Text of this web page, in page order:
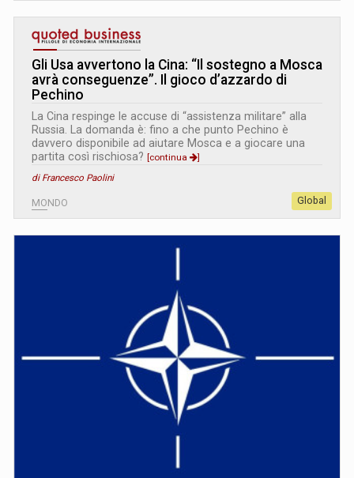
Gli Usa avvertono la Cina: “Il sostegno a Mosca
avrà conseguenze”. Il gioco d’azzardo di
Pechino
La Cina respinge le accuse di “assistenza militare” alla
Russia. La domanda è: fino a che punto Pechino è
davvero disponibile ad aiutare Mosca e a giocare una
partita così rischiosa? [continua
]
di Francesco Paolini
MONDO Global